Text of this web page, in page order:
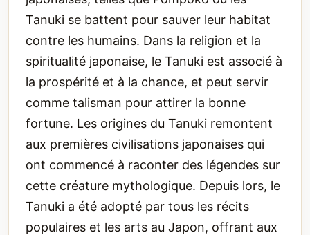
Tanuki se battent pour sauver leur habitat
contre les humains. Dans la religion et la
spiritualité japonaise, le Tanuki est associé à
la prospérité et à la chance, et peut servir
comme talisman pour attirer la bonne
fortune. Les origines du Tanuki remontent
aux premières civilisations japonaises qui
ont commencé à raconter des légendes sur
cette créature mythologique. Depuis lors, le
Tanuki a été adopté par tous les récits
populaires et les arts au Japon, offrant aux